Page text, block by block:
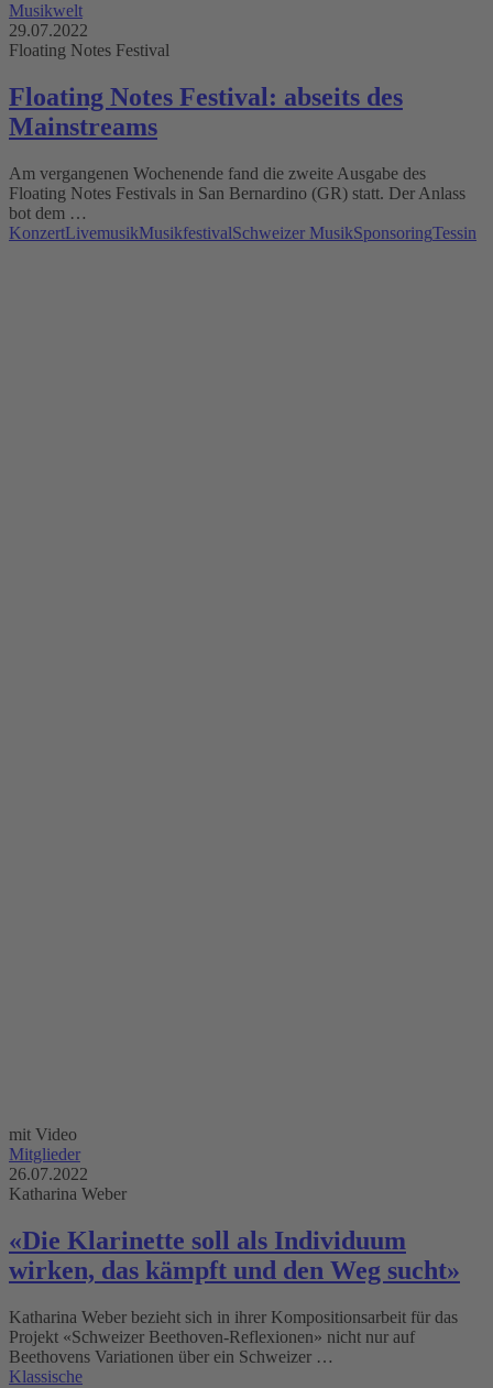
Musikwelt
29.07.2022
Floating Notes Festival
Floating Notes Festival: abseits des
Mainstreams
Am vergangenen Wochenende fand die zweite Ausgabe des
Floating Notes Festivals in San Bernardino (GR) statt. Der Anlass
bot dem …
KonzertLivemusikMusikfestivalSchweizer MusikSponsoringTessin
mit Video
Mitglieder
26.07.2022
Katharina Weber
«Die Klarinette soll als Individuum
wirken, das kämpft und den Weg sucht»
Katharina Weber bezieht sich in ihrer Kompositionsarbeit für das
Projekt «Schweizer Beethoven-Reflexionen» nicht nur auf
Beethovens Variationen über ein Schweizer …
Klassische